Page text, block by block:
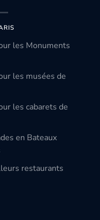
les Monuments
les musées de
les cabarets de
en Bateaux
restaurants